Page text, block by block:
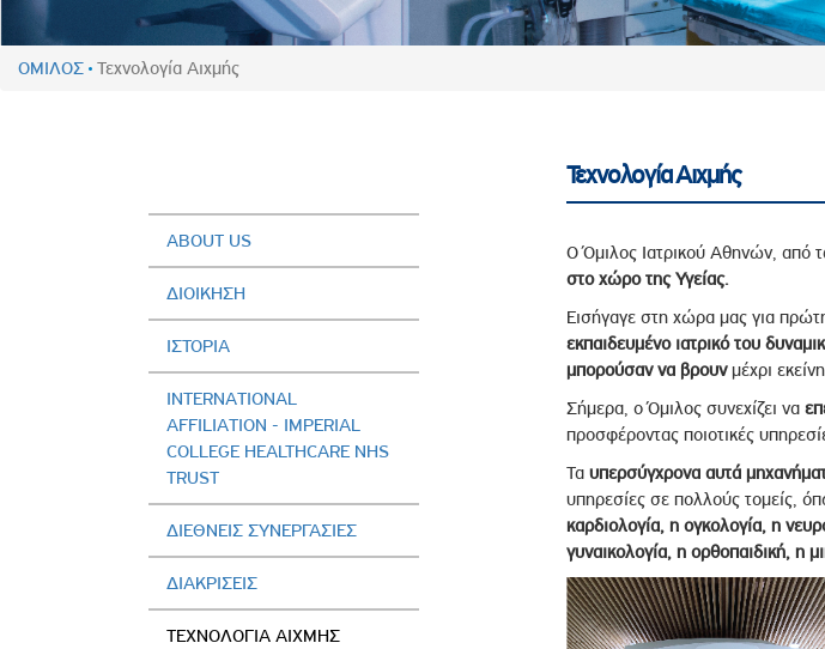
Πολιτική Προσλήψεων Προσωπικού, Στελεχών και
Πολιτικές Ασφάλειας Πληροφοριών
Κανονισμός Επιτροπής Αποδοχών - Υποψηφιοτήτων
Διεύθυνση Εσωτερικού Ελέγχου Κανονισμός Λειτουργίας
Έκθεσης Βιώσιμης Ανάπτυξης 2023
Έκθεση Βιώσιμης Ανάπτυξης 2024
Πολιτική Δέουσας Επιμέλειας Τρίτων Μερών
Πολιτική Αναγνώρισης Προστασίας και Προαγωγής των
Ασθενών
ΟΜΙΛΟΣ Τεχνολογία Αιχµής
ABOUT US
ΔΙΟΙΚΗΣΗ
ΙΣΤΟΡΙΑ
INTERNATIONAL
AFFILIATION - IMPERIAL
COLLEGE HEALTHCARE NHS
TRUST
ΔΙΕΘΝΕΙΣ ΣΥΝΕΡΓΑΣΙΕΣ
ΔΙΑΚΡΙΣΕΙΣ
ΤΕΧΝΟΛΟΓΙΑ ΑΙΧΜΗΣ
Τεχνολογία Αιχµής
Ο Όμιλος Ιατρικού Αθηνών, από
στο χώρο της Υγείας.
Εισήγαγε στη χώρα μας για
εκπαιδευμένο ιατρικό του
μπορούσαν να βρουνμέχρι
Σήμερα, ο Όμιλος συνεχίζει να
προσφέροντας ποιοτικές
Τα υπερσύγχρονα αυτά
υπηρεσίες σε πολλούς τομείς,
καρδιολογία, η ογκολογία, η
γυναικολογία, η ορθοπαιδική, η